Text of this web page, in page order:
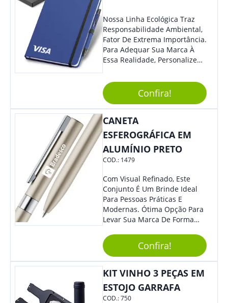
Nossa Linha Ecológica Traz
Responsabilidade Ambiental,
Fator De Extrema Importância.
Para Adequar Sua Marca À
Essa Realidade, Personalize
Anotações Com Post-It E
Caneta. Elaborado A Partir De
Material Reciclado, O Brinde
Também É Prático, Tornando-
Se Assim Excelente Para Uso
Cotidiano. Perfeito, Não É?!
Confira!
CANETA
ESFEROGRÁFICA EM
ALUMÍNIO PRETO
COD.: 1479
Com Visual Refinado, Este
Conjunto É Um Brinde Ideal
Para Pessoas Práticas E
Modernas. Ótima Opção Para
Levar Sua Marca De Forma
Sua Empresa Em Eventos,
Reuniões Corporativas Ou Até
Mesmo Para Presentear
Colaboradores E Parceiros De
Confira!
KIT VINHO 3 PEÇAS EM
ESTOJO GARRAFA
COD.:750